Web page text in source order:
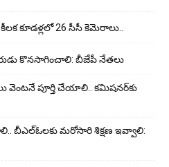
కూడళ్లలో 26 సీసీ కెమెరాలు..
కొనసాగించాలి: బీజేపీ నేతలు
వెంటనే పూర్తి చేయాలి.. కమిషనర్‌కు
బీఎల్ఓలకు మరోసారి శిక్షణ ఇవ్వాలి: